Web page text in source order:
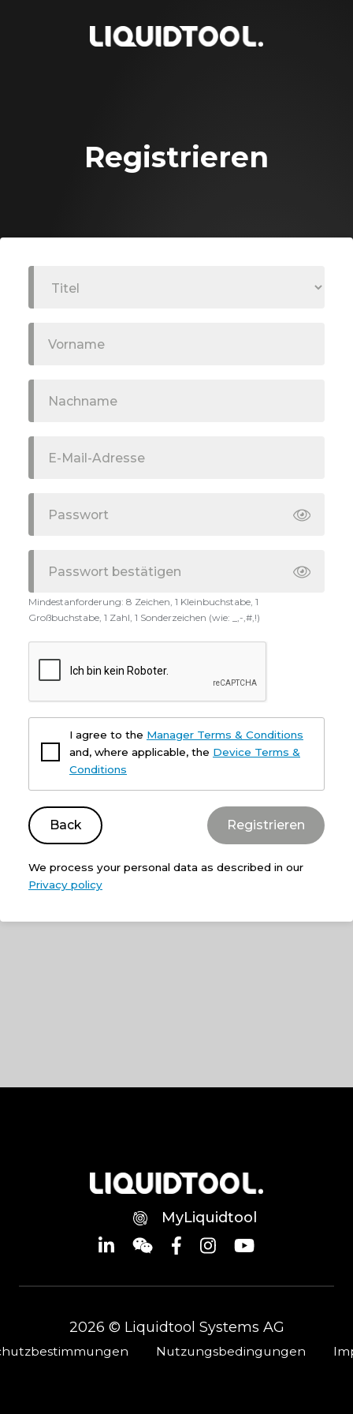
Registrieren
Mindestanforderung: 8 Zeichen, 1 Kleinbuchstabe, 1
Großbuchstabe, 1 Zahl, 1 Sonderzeichen (wie: _,-,#,!)
I agree to the Manager Terms & Conditions
and, where applicable, the Device Terms &
Conditions
Back
We process your personal data as described in our
Privacy policy
MyLiquidtool
2026 © Liquidtool Systems AG
Nutzungsbedingungen